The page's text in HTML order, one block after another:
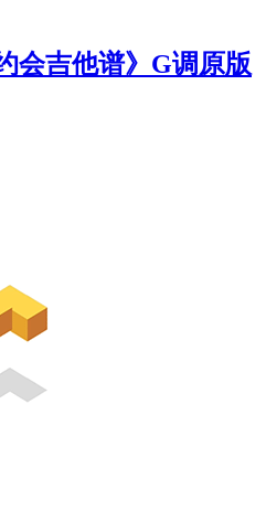
会吉他谱》G调原版